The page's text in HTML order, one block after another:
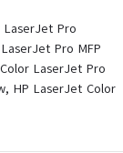
LaserJet Pro
Pro MFP
LaserJet Pro
HP LaserJet Color